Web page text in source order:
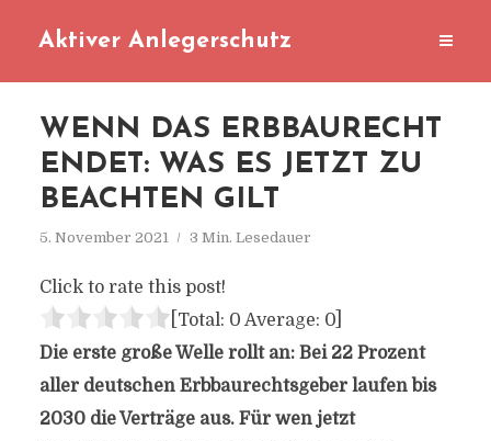
Aktiver Anlegerschutz
WENN DAS ERBBAURECHT
ENDET: WAS ES JETZT ZU
BEACHTEN GILT
5. November 2021 3 Min. Lesedauer
Click to rate this post!
[Total: 0 Average: 0]
Die erste große Welle rollt an: Bei 22 Prozent
aller deutschen Erbbaurechtsgeber laufen bis
2030 die Verträge aus. Für wen jetzt